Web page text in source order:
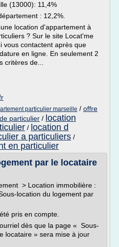
(13000): 11,4%
: 12,2%.
location d'appartement à
? Sur le site Locat'me
vous contactent après que
en ligne. En seulement 2
critères de...
particulier marseille / offre
particulier / location
/ location d
a particuliers /
en particulier
par le locataire
> Location immobilière :
location du logement par
pris en compte.
dès que la page « Sous-
locataire » sera mise à jour